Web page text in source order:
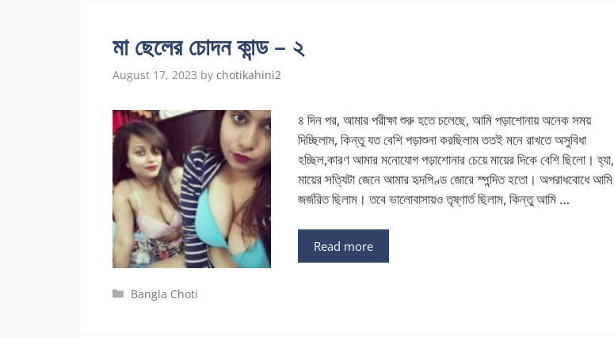
মা ছেলের চোদন কান্ড – ২
August 17, 2023 by chotikahini2
৪ দিন পর, আমার পরীক্ষা শুরু হতে চলেছে, আমি পড়াশোনায় অনেক সময়
দিচ্ছিলাম, কিন্তু যত বেশি পড়াশুনা করছিলাম ততই মনে রাখতে অসুবিধা
হচ্ছিল,কারণ আমার মনোযোগ পড়াশোনার চেয়ে মায়ের দিকে বেশি ছিলো। হ্যা,
মায়ের সত্যিটা জেনে আমার হৃদপিণ্ড জোরে স্পন্দিত হতো। অপরাধবোধে আমি
জর্জরিত ছিলাম। তবে ভালোবাসায়ও তৃষ্ণার্ত ছিলাম, কিন্তু আমি …
Read more
Categories
Bangla Choti